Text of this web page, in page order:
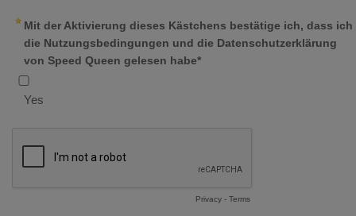
Mit der Aktivierung dieses Kästchens bestätige ich, dass ich
die Nutzungsbedingungen und die Datenschutzerklärung
von Speed Queen gelesen habe*
Yes
Privacy- Terms